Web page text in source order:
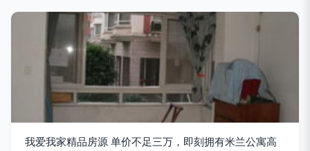
我爱我家精品房源 单价不足三万，即刻拥有米兰公寓高